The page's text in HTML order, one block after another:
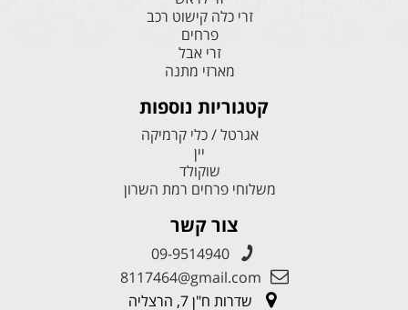
זרי כלה קישוט רכב
פרחים
זרי אבל
מארזי מתנה
קטגוריות נוספות
אגרטל / כלי קרמיקה
יין
שוקולד
משלוחי פרחים רמת השרון
צור קשר
09-9514940
8117464@gmail.com
שדרות ח"ן 7, הרצליה